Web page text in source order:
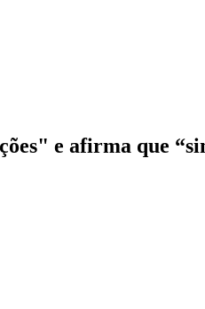
e afirma que